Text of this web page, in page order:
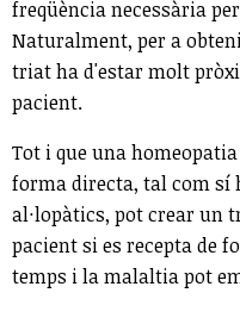
freqüència necessària
Naturalment, per a
triat ha d'estar molt
pacient.
Tot i que una
forma directa, tal com sí
al·lopàtics, pot crear un
pacient si es recepta de
temps i la malaltia pot